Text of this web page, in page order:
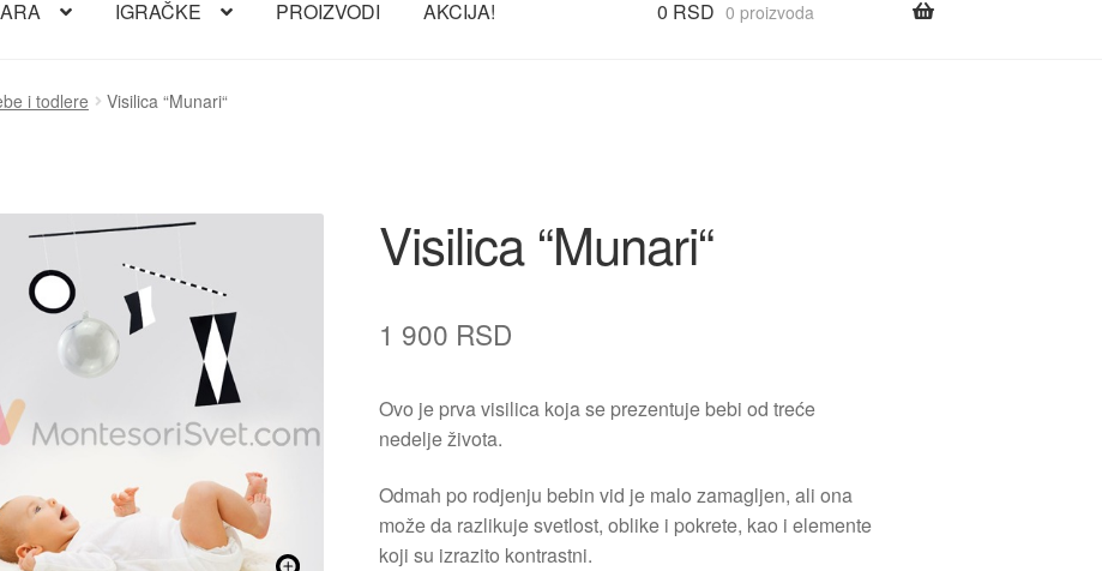
IGRAČKE PROIZVODI AKCIJA! 0 RSD 0 proizvoda
i todlere Visilica “Munari“
Visilica “Munari“
1 900 RSD
Ovo je prva visilica koja se prezentuje bebi od treće
nedelje života.
Odmah po rodjenju bebin vid je malo zamagljen, ali ona
može da razlikuje svetlost, oblike i pokrete, kao i elemente
koji su izrazito kontrastni.